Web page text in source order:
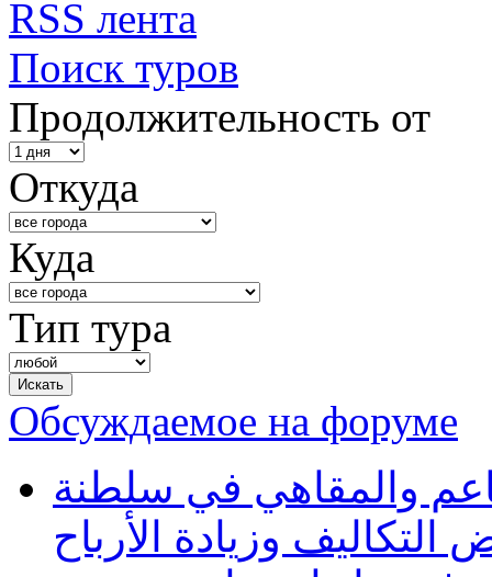
RSS лента
Поиск туров
Продолжительность от
Откуда
Куда
Тип тура
Обсуждаемое на форуме
والمقاهي في سلطنة
وزيادة الأرباح